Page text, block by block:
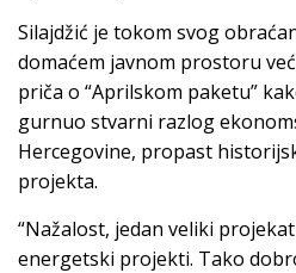
Silajdžić je tokom svog
domaćem javnom prostoru
priča o “Aprilskom paketu”
gurnuo stvarni razlog
Hercegovine, propast
projekta.
“Nažalost, jedan veliki
energetski projekti. Tako